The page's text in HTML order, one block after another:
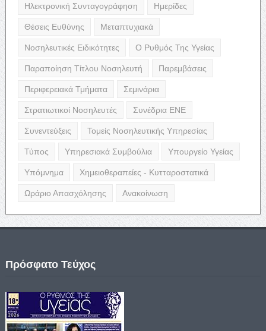
Ηλεκτρονική Συνταγογράφηση Ημερίδες
Θέσεις Ευθύνης Μεταπτυχιακά
Νοσηλευτικές Ειδικότητες Ο Ρυθμός Της Υγείας
Παραποίηση Τίτλου Νοσηλευτή Παρεμβάσεις
Περιφερειακά Τμήματα Σεμινάρια
Στρατιωτικοί Νοσηλευτές Συνέδρια ΕΝΕ
Συνεντεύξεις Τομείς Νοσηλευτικής Υπηρεσίας
Τύπος Υπηρεσιακά Συμβούλια Υπουργείο Υγείας
Υπόμνημα Χημειοθεραπείες - Κυτταροστατικά
Ωράριο Απασχόλησης Ανακοίνωση
Πρόσφατο Τεύχος